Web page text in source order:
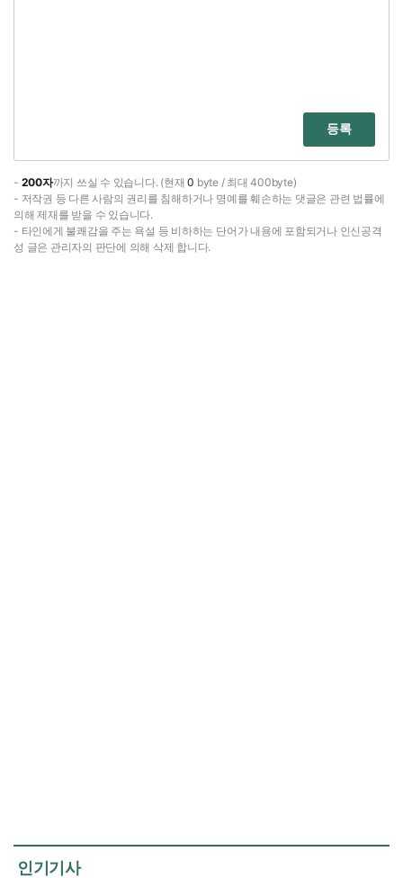
등록
- 200자까지 쓰실 수 있습니다. (현재0 byte / 최대 400byte)
- 저작권 등 다른 사람의 권리를 침해하거나 명예를 훼손하는 댓글은 관련 법률에
의해 제재를 받을 수 있습니다.
- 타인에게 불쾌감을 주는 욕설 등 비하하는 단어가 내용에 포함되거나 인신공격
성 글은 관리자의 판단에 의해 삭제 합니다.
인기기사